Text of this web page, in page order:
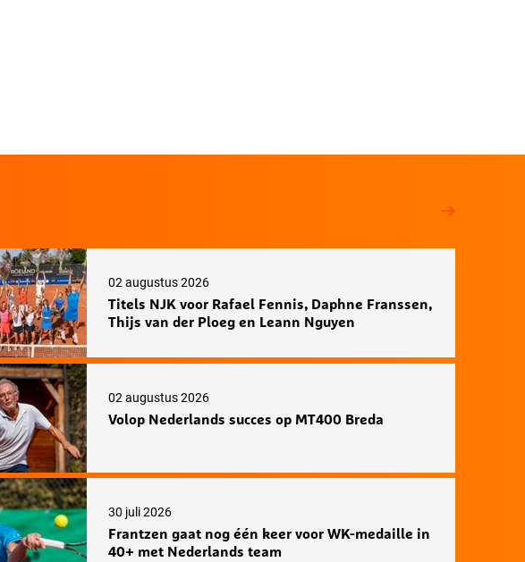
02 augustus 2026
Titels NJK voor Rafael Fennis, Daphne Franssen,
Thijs van der Ploeg en Leann Nguyen
02 augustus 2026
Volop Nederlands succes op MT400 Breda
30 juli 2026
Frantzen gaat nog één keer voor WK-medaille in
40+ met Nederlands team